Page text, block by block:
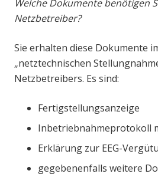
Welche Dokumente benötigen
Netzbetreiber?
Sie erhalten diese Dokumente
„netztechnischen
Netzbetreibers. Es sind:
Fertigstellungsanzeige
Inbetriebnahmeprotokoll
Erklärung zur EEG-
gegebenenfalls weitere